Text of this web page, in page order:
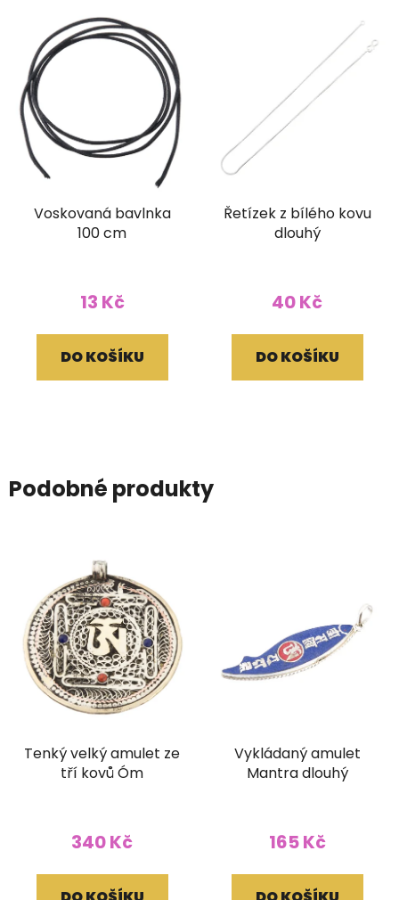
Voskovaná bavlnka
100 cm
13 Kč
DO KOŠÍKU
Řetízek z bílého kovu
dlouhý
40 Kč
DO KOŠÍKU
Podobné produkty
Tenký velký amulet ze
tří kovů Óm
340 Kč
Vykládaný amulet
Mantra dlouhý
165 Kč